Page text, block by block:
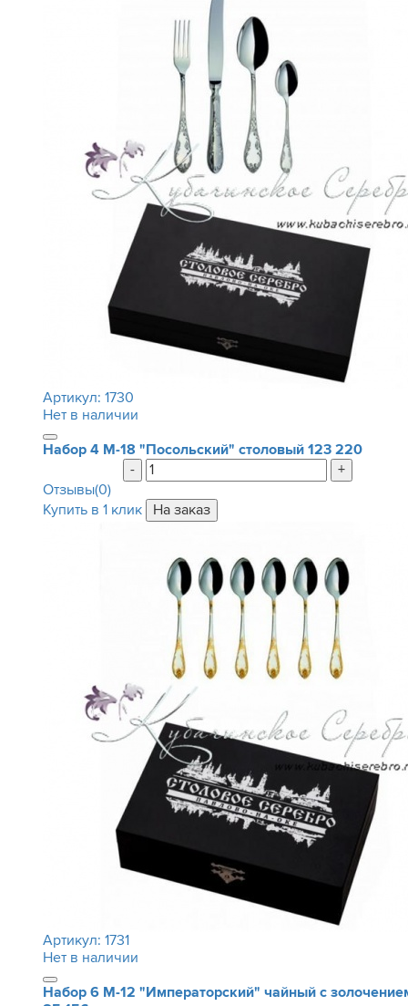
Артикул:1730
Нет в наличии
Набор 4 М-18 "Посольский" столовый123 220
-
+
Отзывы(0)
Купить в 1 клик
Артикул:1731
Нет в наличии
Набор 6 М-12 "Императорский" чайный с